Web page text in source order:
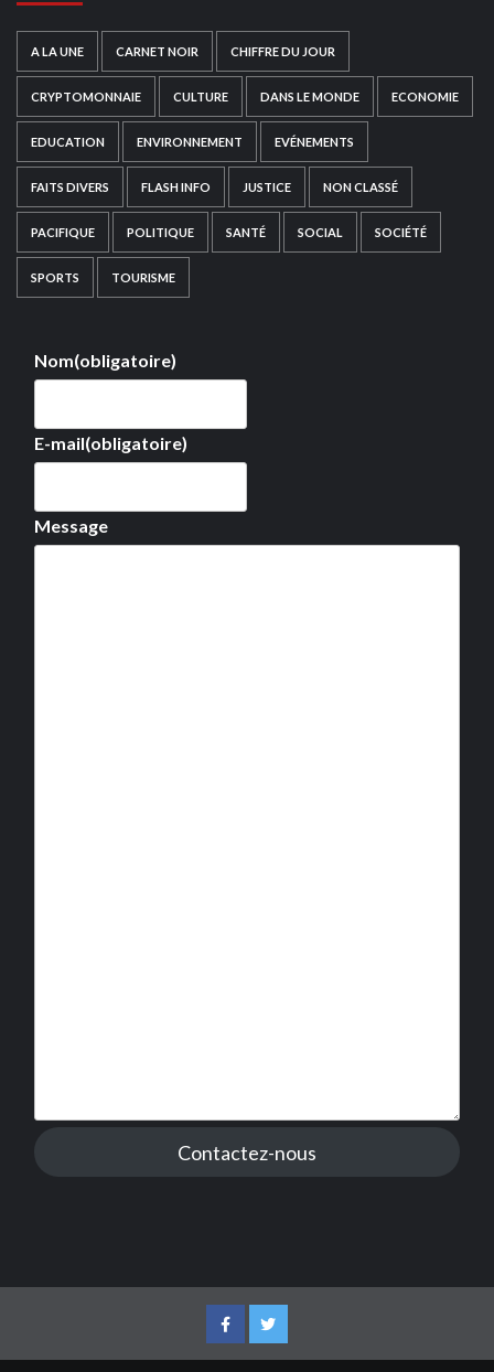
A LA UNE CARNET NOIR CHIFFRE DU JOUR
CRYPTOMONNAIE CULTURE DANS LE MONDE ECONOMIE
EDUCATION ENVIRONNEMENT EVÉNEMENTS
FAITS DIVERS FLASH INFO JUSTICE NON CLASSÉ
PACIFIQUE POLITIQUE SANTÉ SOCIAL SOCIÉTÉ
SPORTS TOURISME
Nom(obligatoire)
E-mail(obligatoire)
Message
Contactez-nous
FacebookTwitter